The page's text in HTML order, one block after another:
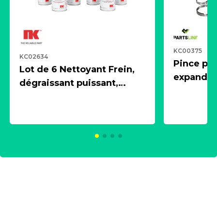
KC02634
Lot de 6 Nettoyant Frein,
dégraissant puissant,
KC00375
Pince